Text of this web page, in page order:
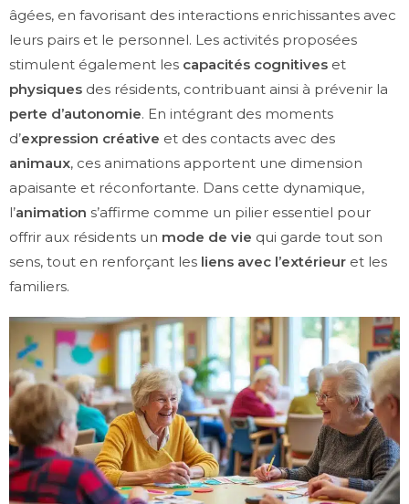
âgées, en favorisant des interactions enrichissantes avec
leurs pairs et le personnel. Les activités proposées
stimulent également les capacités cognitives et
physiques des résidents, contribuant ainsi à prévenir la
perte d’autonomie. En intégrant des moments
d’expression créative et des contacts avec des
animaux, ces animations apportent une dimension
apaisante et réconfortante. Dans cette dynamique,
l’animation s’affirme comme un pilier essentiel pour
offrir aux résidents un mode de vie qui garde tout son
sens, tout en renforçant les liens avec l’extérieur et les
familiers.